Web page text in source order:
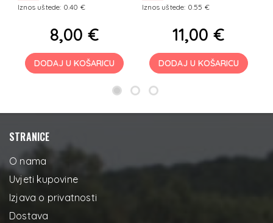
Iznos uštede: 0.40 €
8,00 €
DODAJ U KOŠARICU
Iznos uštede: 0.55 €
11,00 €
DODAJ U KOŠARICU
STRANICE
O nama
Uvjeti kupovine
Izjava o privatnosti
Dostava